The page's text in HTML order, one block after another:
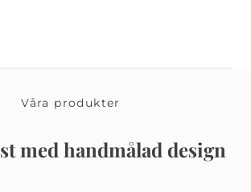
Våra produkter
med handmålad design